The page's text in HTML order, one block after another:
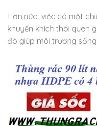
Hơn nữa, việc có một
khuyến khích thói quen
đó giúp môi trường